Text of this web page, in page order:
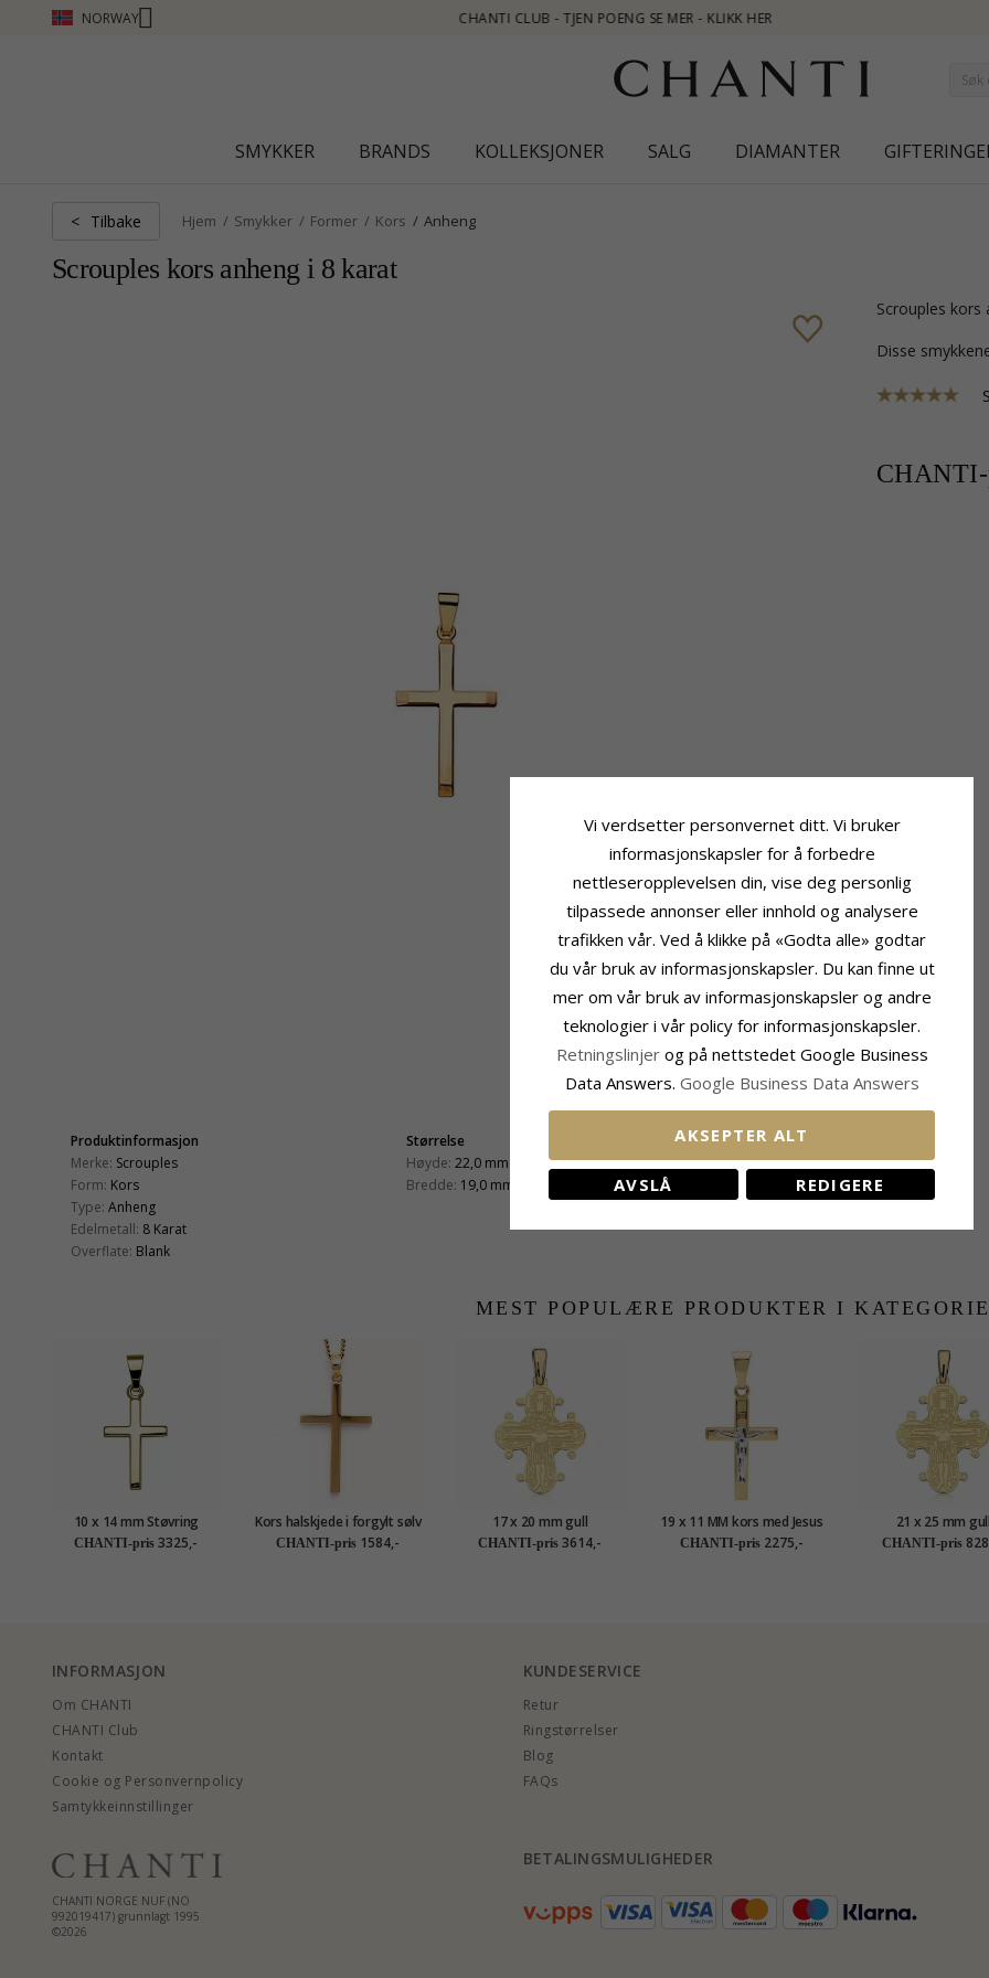
NORWAY CHANTI CLUB - TJEN POENG SE MER - KLIKK HER
SMYKKER BRANDS KOLLEKSJONER SALG DIAMANTER
< Tilbake Hjem Smykker Former Kors Anheng
Scrouples kors anheng i 8 karat
Scrouples
Disse
Produktinformasjon
Merke: Scrouples
Form: Kors
Type: Anheng
Edelmetall: 8 Karat
Overflate: Blank
Størrelse
Høyde: 22,0 mm
Bredde: 19,0 mm
Leveringstid
Leveringstid:Ca. 5-10 Hverdager
MEST POPULÆRE PRODUKTER I
10 x 14 mm Støvring
Design kors anheng i 14
karat gull
CHANTI-pris 3325,-
Kors halskjede i forgylt sølv
med anheng i forgylt sølv
CHANTI-pris 1584,-
17 x 20 mm gull
dagmarkors i 8 karat -
Amoré
CHANTI-pris 3614,-
19 x 11 MM kors med Jesus
anheng i 9 karat gull og
hvitt gull
CHANTI-pris 2275,-
21 x 25 mm
dagmarkors i 14
- Amoré
CHANTI-pris
INFORMASJON
Om CHANTI
CHANTI Club
Kontakt
Cookie og Personvernpolicy
Samtykkeinnstillinger
KUNDESERVICE
Retur
Ringstørrelser
Blog
FAQs
CHANTI NORGE NUF (NO
992019417) grunnlagt 1995
©2026
BETALINGSMULIGHEDER
Vi verdsetter personvernet ditt. Vi bruker
informasjonskapsler for å forbedre
nettleseropplevelsen din, vise deg personlig
tilpassede annonser eller innhold og analysere
trafikken vår. Ved å klikke på «Godta alle» godtar
du vår bruk av informasjonskapsler. Du kan finne ut
mer om vår bruk av informasjonskapsler og andre
teknologier i vår policy for informasjonskapsler.
Retningslinjer og på nettstedet Google Business
Data Answers. Google Business Data Answers
AKSEPTER ALT
AVSLÅ REDIGERE